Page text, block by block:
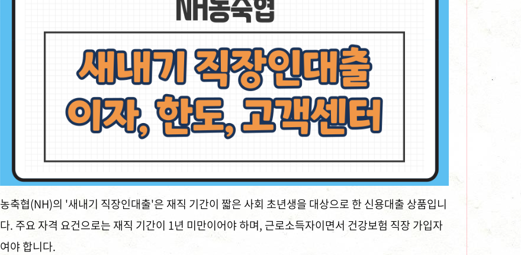
농축협(NH)의 '새내기 직장인대출'은 재직 기간이 짧은 사회 초년생을 대상으로 한 신용대출 상품입니
다. 주요 자격 요건으로는 재직 기간이 1년 미만이어야 하며, 근로소득자이면서 건강보험 직장 가입자
여야 합니다.